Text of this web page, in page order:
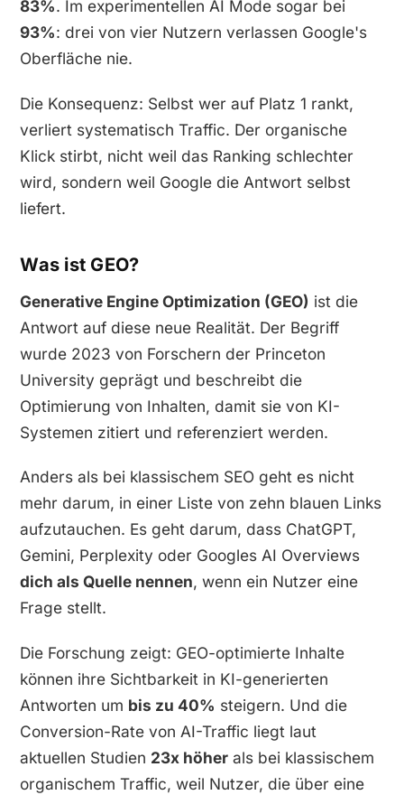
83%. Im experimentellen AI Mode sogar bei
93%: drei von vier Nutzern verlassen Google's
Oberfläche nie.
Die Konsequenz: Selbst wer auf Platz 1 rankt,
verliert systematisch Traffic. Der organische
Klick stirbt, nicht weil das Ranking schlechter
wird, sondern weil Google die Antwort selbst
liefert.
Was ist GEO?
Generative Engine Optimization (GEO) ist die
Antwort auf diese neue Realität. Der Begriff
wurde 2023 von Forschern der Princeton
University geprägt und beschreibt die
Optimierung von Inhalten, damit sie von KI-
Systemen zitiert und referenziert werden.
Anders als bei klassischem SEO geht es nicht
mehr darum, in einer Liste von zehn blauen Links
aufzutauchen. Es geht darum, dass ChatGPT,
Gemini, Perplexity oder Googles AI Overviews
dich als Quelle nennen, wenn ein Nutzer eine
Frage stellt.
Die Forschung zeigt: GEO-optimierte Inhalte
können ihre Sichtbarkeit in KI-generierten
Antworten um bis zu 40% steigern. Und die
Conversion-Rate von AI-Traffic liegt laut
aktuellen Studien 23x höher als bei klassischem
organischem Traffic, weil Nutzer, die über eine